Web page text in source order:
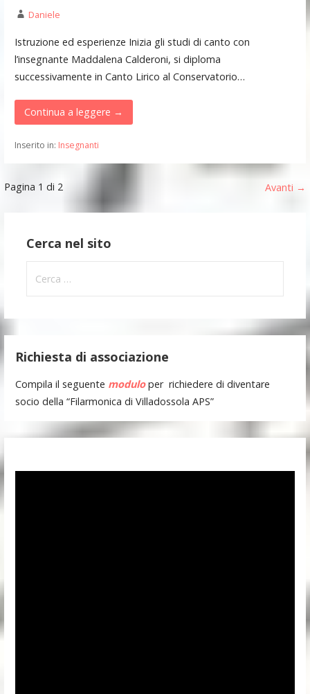
Daniele
Istruzione ed esperienze Inizia gli studi di canto con
l’insegnante Maddalena Calderoni, si diploma
successivamente in Canto Lirico al Conservatorio…
Continua a leggere →
Inserito in: Insegnanti
Navigazione
Articolo
Pagina 1 di 2 Avanti →
Cerca nel sito
per:
Richiesta di associazione
Compila il seguente moduloper richiedere di diventare
socio della “Filarmonica di Villadossola APS”